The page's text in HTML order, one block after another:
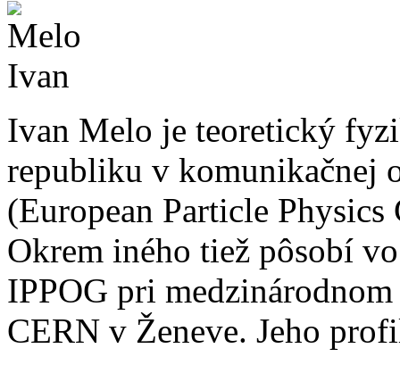
Ivan Melo je teoretický
republiku v komunikačnej
(European Particle
Okrem iného tiež pôsobí
IPPOG pri
CERN v Ženeve. Jeho